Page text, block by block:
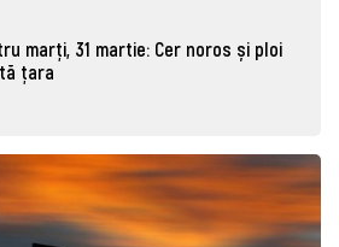
marţi, 31 martie: Cer noros și ploi
țara